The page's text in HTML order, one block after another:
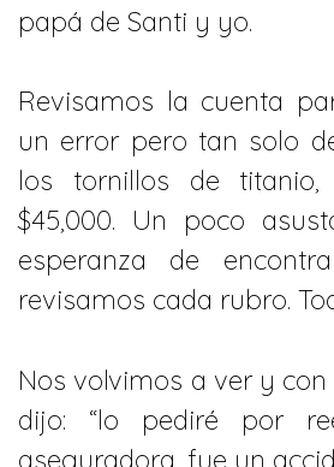
papá de Santi y yo.
Revisamos la cuenta
un error pero tan solo
los tornillos de
$45,000. Un poco
esperanza de
revisamos cada rubro.
Nos volvimos a ver y
dijo: “lo pediré por
aseguradora, fue un